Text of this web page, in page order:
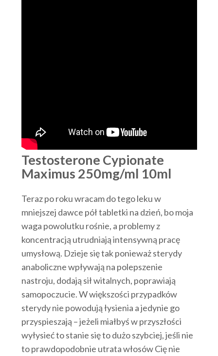
Testosterone Cypionate
Maximus 250mg/ml 10ml
Teraz po roku wracam do tego leku w
mniejszej dawce pół tabletki na dzień, bo moja
waga powolutku rośnie, a problemy z
koncentracją utrudniają intensywną pracę
umysłową. Dzieje się tak ponieważ sterydy
anaboliczne wpływają na polepszenie
nastroju, dodają sił witalnych, poprawiają
samopoczucie. W większości przypadków
sterydy nie powodują łysienia a jedynie go
przyspieszają – jeżeli miałbyś w przyszłości
wyłysieć to stanie się to dużo szybciej, jeśli nie
to prawdopodobnie utrata włosów Cię nie